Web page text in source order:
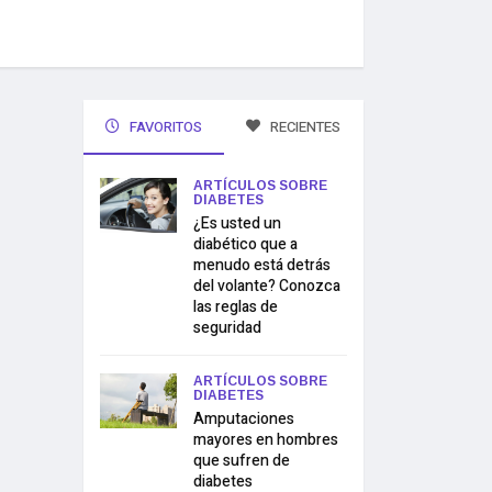
FAVORITOS RECIENTES
ARTÍCULOS SOBRE
DIABETES
¿Es usted un
diabético que a
menudo está detrás
del volante? Conozca
las reglas de
seguridad
ARTÍCULOS SOBRE
DIABETES
Amputaciones
mayores en hombres
que sufren de
diabetes